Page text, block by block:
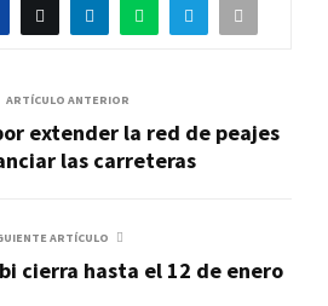
ARTÍCULO ANTERIOR
extender la red de peajes
las carreteras
ARTÍCULO
cierra hasta el 12 de enero